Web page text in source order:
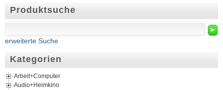
Produktsuche
►
erweiterte Suche
Kategorien
Arbeit+Computer
Audio+Heimkino